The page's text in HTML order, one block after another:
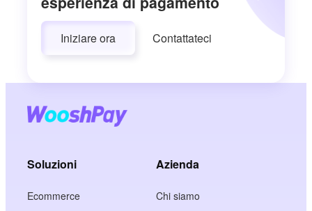
Iniziare ora Contattateci
Soluzioni
Ecommerce
Azienda
Chi siamo